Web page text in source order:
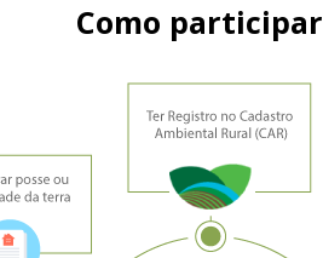
Como participar